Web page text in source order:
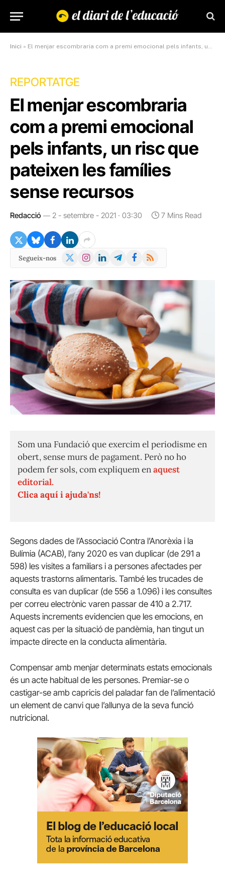
Inici » El menjar escombraria com a premi emocional pels infants, un risc que pateixen les famílies sense recursos
REPORTATGE
El menjar escombraria
com a premi emocional
pels infants, un risc que
pateixen les famílies
sense recursos
Redacció 2 - setembre - 2021 · 03:30 7 Mins Read
Segueix-nos
X
Instagram
LinkedInTelegramFacebook
RSS
Som una Fundació que exercim el periodisme en
obert, sense murs de pagament. Però no ho
podem fer sols, com expliquem enaquest
editorial.
Clica aquí i ajuda'ns!
Segons dades de l’Associació Contra l’Anorèxia i la
Bulímia (ACAB), l’any 2020 es van duplicar (de 291 a
598) les visites a familiars i a persones afectades per
aquests trastorns alimentaris. També les trucades de
consulta es van duplicar (de 556 a 1.096) i les consultes
per correu electrònic varen passar de 410 a 2.717.
Aquests increments evidencien que les emocions, en
aquest cas per la situació de pandèmia, han tingut un
impacte directe en la conducta alimentària.
Compensar amb menjar determinats estats emocionals
és un acte habitual de les persones. Premiar-se o
castigar-se amb capricis del paladar fan de l’alimentació
un element de canvi que l’allunya de la seva funció
nutricional.